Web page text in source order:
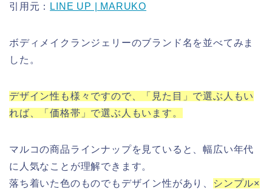
引用元： LINE UP | MARUKO
ボディメイクランジェリーのブランド名を並べてみま
した。
デザイン性も様々ですので、「見た目」で選ぶ人もい
れば、「価格帯」で選ぶ人もいます。
マルコの商品ラインナップを見ていると、幅広い年代
に人気なことが理解できます。
落ち着いた色のものでもデザイン性があり、
シンプル×